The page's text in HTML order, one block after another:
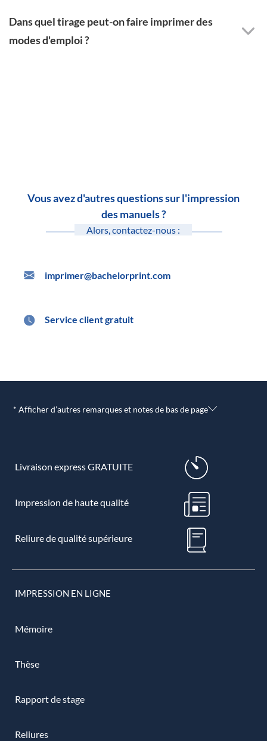
Dans quel tirage peut-on faire imprimer des
modes d'emploi ?
Vous avez d'autres questions sur l'impression
des manuels ?
Alors, contactez-nous :
imprimer@bachelorprint.com
Service client gratuit
* Afficher d’autres remarques et notes de bas de page
Livraison express GRATUITE
Impression de haute qualité
Reliure de qualité supérieure
IMPRESSION EN LIGNE
Mémoire
Thèse
Rapport de stage
Reliures